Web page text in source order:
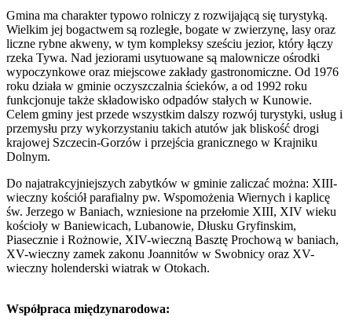
Gmina ma charakter typowo rolniczy z rozwijającą się turystyką.
Wielkim jej bogactwem są rozległe, bogate w zwierzynę, lasy oraz
liczne rybne akweny, w tym kompleksy sześciu jezior, który łączy
rzeka Tywa. Nad jeziorami usytuowane są malownicze ośrodki
wypoczynkowe oraz miejscowe zakłady gastronomiczne. Od 1976
roku działa w gminie oczyszczalnia ścieków, a od 1992 roku
funkcjonuje także składowisko odpadów stałych w Kunowie.
Celem gminy jest przede wszystkim dalszy rozwój turystyki, usług i
przemysłu przy wykorzystaniu takich atutów jak bliskość drogi
krajowej Szczecin-Gorzów i przejścia granicznego w Krajniku
Dolnym.
Do najatrakcyjniejszych zabytków w gminie zaliczać można: XIII-
wieczny kościół parafialny pw. Wspomożenia Wiernych i kaplicę
św. Jerzego w Baniach, wzniesione na przełomie XIII, XIV wieku
kościoły w Baniewicach, Lubanowie, Dłusku Gryfinskim,
Piasecznie i Rożnowie, XIV-wieczną Basztę Prochową w baniach,
XV-wieczny zamek zakonu Joannitów w Swobnicy oraz XV-
wieczny holenderski wiatrak w Otokach.
Współpraca międzynarodowa: